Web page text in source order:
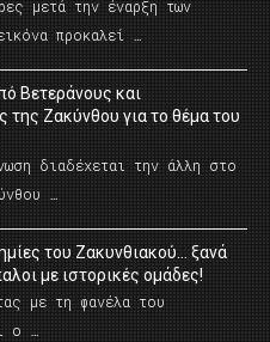
μετά την έναρξη των
προκαλεί …
Βετεράνους και
της Ζακύνθου για το θέμα του
διαδέχεται την άλλη στο
…
του Ζακυνθιακού… ξανά
με ιστορικές ομάδες!
με τη φανέλα του
ο …